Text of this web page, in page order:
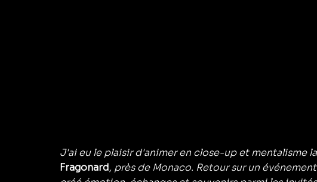
J'ai eu le plaisir d'animer en close-up et mentalisme
Fragonard, près de Monaco. Retour sur un